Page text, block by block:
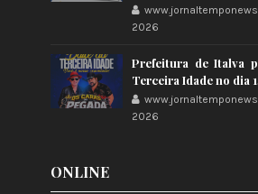
2026
Prefeitura de Italva
Terceira Idade no dia
2026
ONLINE